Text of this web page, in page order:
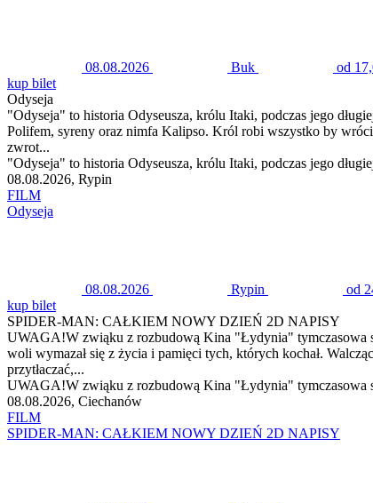
08.08.2026 Buk
od
kup bilet
Odyseja
"Odyseja" to historia Odyseusza, królu Itaki, podczas jego
Polifem, syreny oraz nimfa Kalipso. Król robi wszystko by
zwrot...
"Odyseja" to historia Odyseusza, królu Itaki, podczas jego
08.08.2026, Rypin
FILM
Odyseja
08.08.2026 Rypin
od
kup bilet
SPIDER-MAN: CAŁKIEM NOWY DZIEŃ 2D NAPISY
UWAGA!W zwiąku z rozbudową Kina "Łydynia" tymczasowa
woli wymazał się z życia i pamięci tych, których kochał.
przytłaczać,...
UWAGA!W zwiąku z rozbudową Kina "Łydynia" tymczasowa
08.08.2026, Ciechanów
FILM
SPIDER-MAN: CAŁKIEM NOWY DZIEŃ 2D NAPISY